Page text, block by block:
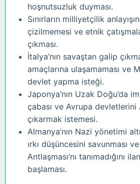
hoşnutsuzluk duyması.
Sınırların milliyetçilik
çizilmemesi ve etnik
çıkması.
İtalya’nın savaştan galip
amaçlarına ulaşamaması ve
devlet yapma isteği.
Japonya’nın Uzak Doğu’da
çabası ve Avrupa devletlerini
çıkarmak istemesi.
Almanya’nın Nazi yönetimi
ırkı düşüncesini savunması
Antlaşması’nı tanımadığını
başlaması.